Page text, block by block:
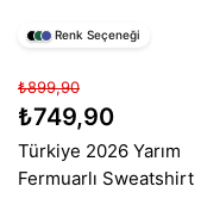
Renk Seçeneği
₺899,90
₺749,90
Türkiye 2026 Yarım
Fermuarlı Sweatshirt